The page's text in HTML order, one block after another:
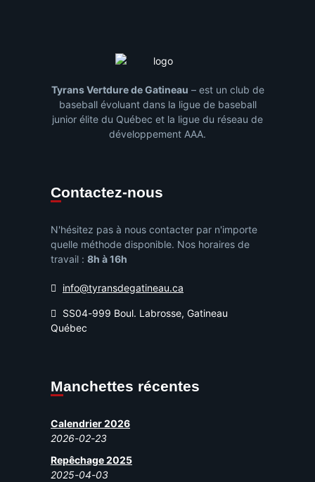
Tyrans Vertdure de Gatineau – est un club de
baseball évoluant dans la ligue de baseball
junior élite du Québec et la ligue du réseau de
développement AAA.
Contactez-nous
N'hésitez pas à nous contacter par n'importe
quelle méthode disponible. Nos horaires de
travail : 8h à 16h
info@tyransdegatineau.ca
SS04-999 Boul. Labrosse, Gatineau
Québec
Manchettes récentes
Calendrier 2026
2026-02-23
Repêchage 2025
2025-04-03